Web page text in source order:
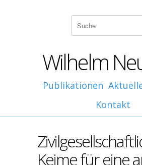
Wilhelm
Publikationen
Kontakt
Keime für eine